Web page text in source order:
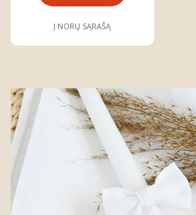
Į NORŲ SĄRAŠĄ